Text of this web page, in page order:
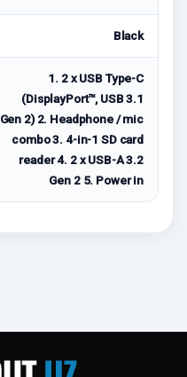
Black
1. 2 x USB Type-C
(DisplayPort™, USB 3.1
Gen 2) 2. Headphone / mic
combo 3. 4-in-1 SD card
reader 4. 2 x USB-A 3.2
Gen 2 5. Power in